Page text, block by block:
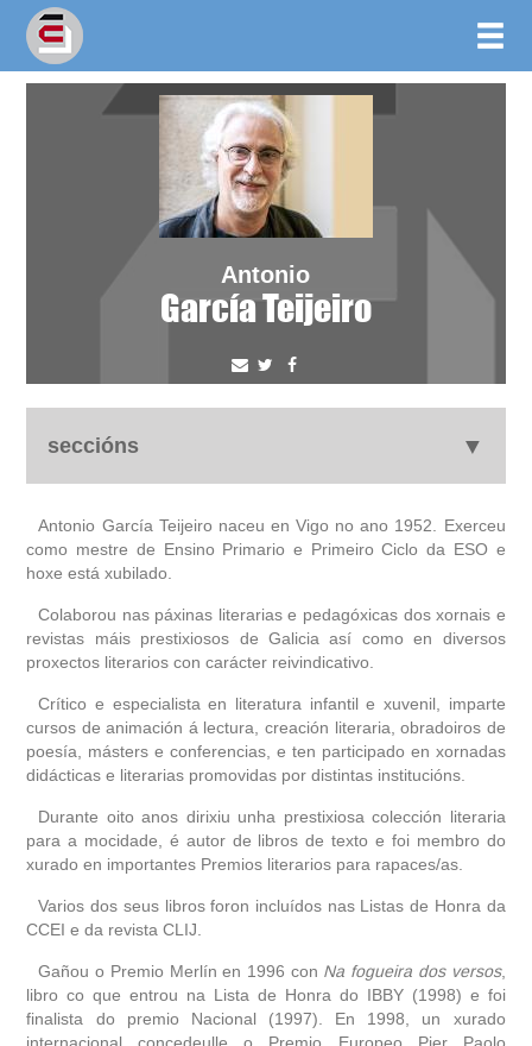
Antonio
García Teijeiro
seccións
autobiografía
obra
fototeca
videoteca
outros docs
Antonio García Teijeiro naceu en Vigo no ano 1952. Exerceu
como mestre de Ensino Primario e Primeiro Ciclo da ESO e
hoxe está xubilado.
Colaborou nas páxinas literarias e pedagóxicas dos xornais e
revistas máis prestixiosos de Galicia así como en diversos
proxectos literarios con carácter reivindicativo.
Crítico e especialista en literatura infantil e xuvenil, imparte
cursos de animación á lectura, creación literaria, obradoiros de
poesía, másters e conferencias, e ten participado en xornadas
didácticas e literarias promovidas por distintas institucións.
Durante oito anos dirixiu unha prestixiosa colección literaria
para a mocidade, é autor de libros de texto e foi membro do
xurado en importantes Premios literarios para rapaces/as.
Varios dos seus libros foron incluídos nas Listas de Honra da
CCEI e da revista CLIJ.
Gañou o Premio Merlín en 1996 con Na fogueira dos versos,
libro co que entrou na Lista de Honra do IBBY (1998) e foi
finalista do premio Nacional (1997). En 1998, un xurado